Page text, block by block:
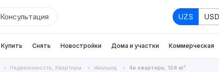
Консультация UZS USD
Купить Снять Новостройки Дома и участки Коммерческая
Недвижимость, Квартиры Жамшид 4к квартира, 124 м²